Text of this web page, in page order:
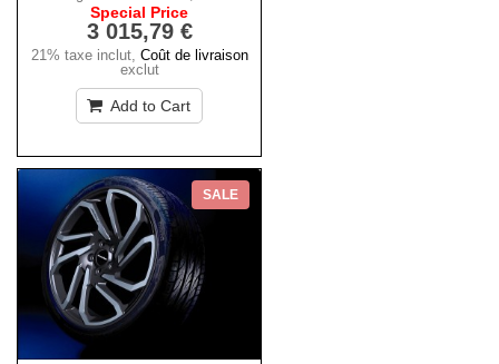
Special Price
3 015,79 €
21% taxe inclut, Coût de livraison
exclut
Add to Cart
SALE